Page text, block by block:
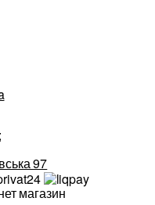
97
магазин